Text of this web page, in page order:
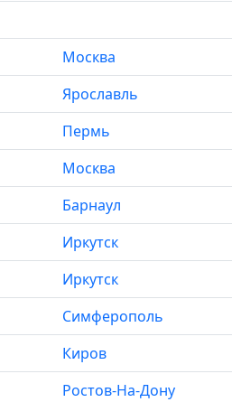
Москва
Ярославль
Пермь
Москва
Барнаул
Иркутск
Иркутск
Симферополь
Киров
Ростов-На-Дону